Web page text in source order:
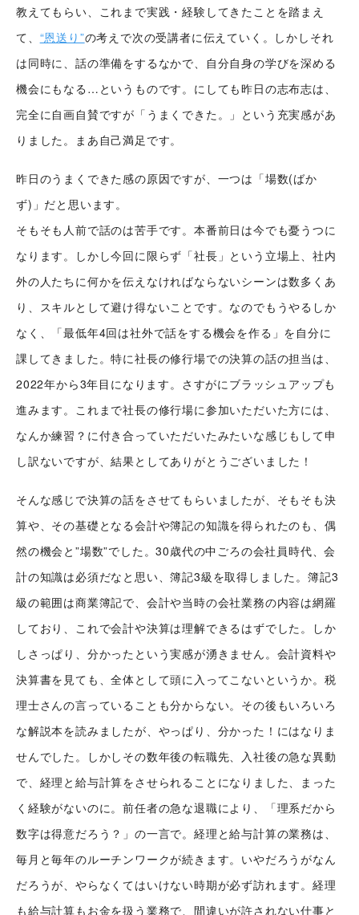
教えてもらい、これまで実践・経験してきたことを踏まえ
て、 “恩送り”の考えで次の受講者に伝えていく。しかしそれ
は同時に、話の準備をするなかで、自分自身の学びを深める
機会にもなる…というものです。にしても昨日の志布志は、
完全に自画自賛ですが「うまくできた。」という充実感があ
りました。まあ自己満足です。
昨日のうまくできた感の原因ですが、一つは「場数(ばか
ず)」だと思います。
そもそも人前で話のは苦手です。本番前日は今でも憂うつに
なります。しかし今回に限らず「社長」という立場上、社内
外の人たちに何かを伝えなければならないシーンは数多くあ
り、スキルとして避け得ないことです。なのでもうやるしか
なく、「最低年4回は社外で話をする機会を作る」を自分に
課してきました。特に社長の修行場での決算の話の担当は、
2022年から3年目になります。さすがにブラッシュアップも
進みます。これまで社長の修行場に参加いただいた方には、
なんか練習？に付き合っていただいたみたいな感じもして申
し訳ないですが、結果としてありがとうございました！
そんな感じで決算の話をさせてもらいましたが、そもそも決
算や、その基礎となる会計や簿記の知識を得られたのも、偶
然の機会と”場数”でした。30歳代の中ごろの会社員時代、会
計の知識は必須だなと思い、簿記3級を取得しました。簿記3
級の範囲は商業簿記で、会計や当時の会社業務の内容は網羅
しており、これで会計や決算は理解できるはずでした。しか
しさっぱり、分かったという実感が湧きません。会計資料や
決算書を見ても、全体として頭に入ってこないというか。税
理士さんの言っていることも分からない。その後もいろいろ
な解説本を読みましたが、やっぱり、分かった！にはなりま
せんでした。しかしその数年後の転職先、入社後の急な異動
で、経理と給与計算をさせられることになりました、まった
く経験がないのに。前任者の急な退職により、「理系だから
数字は得意だろう？」の一言で。経理と給与計算の業務は、
毎月と毎年のルーチンワークが続きます。いやだろうがなん
だろうが、やらなくてはいけない時期が必ず訪れます。経理
も給与計算もお金を扱う業務で、間違いが許されない仕事と
シナプストップへ
シナプスについて
シナプスの経営理念
シナプスからの約束
サービス紹介
シナプスの技術
シナプスの技術力
シナプス技術者ブログ
シナプスの仕事と